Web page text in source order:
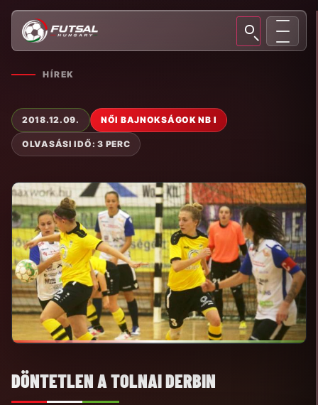
HÍREK
2018.12.09. NŐI BAJNOKSÁGOK NB I
OLVASÁSI IDŐ: 3 PERC
DÖNTETLEN A TOLNAI DERBIN